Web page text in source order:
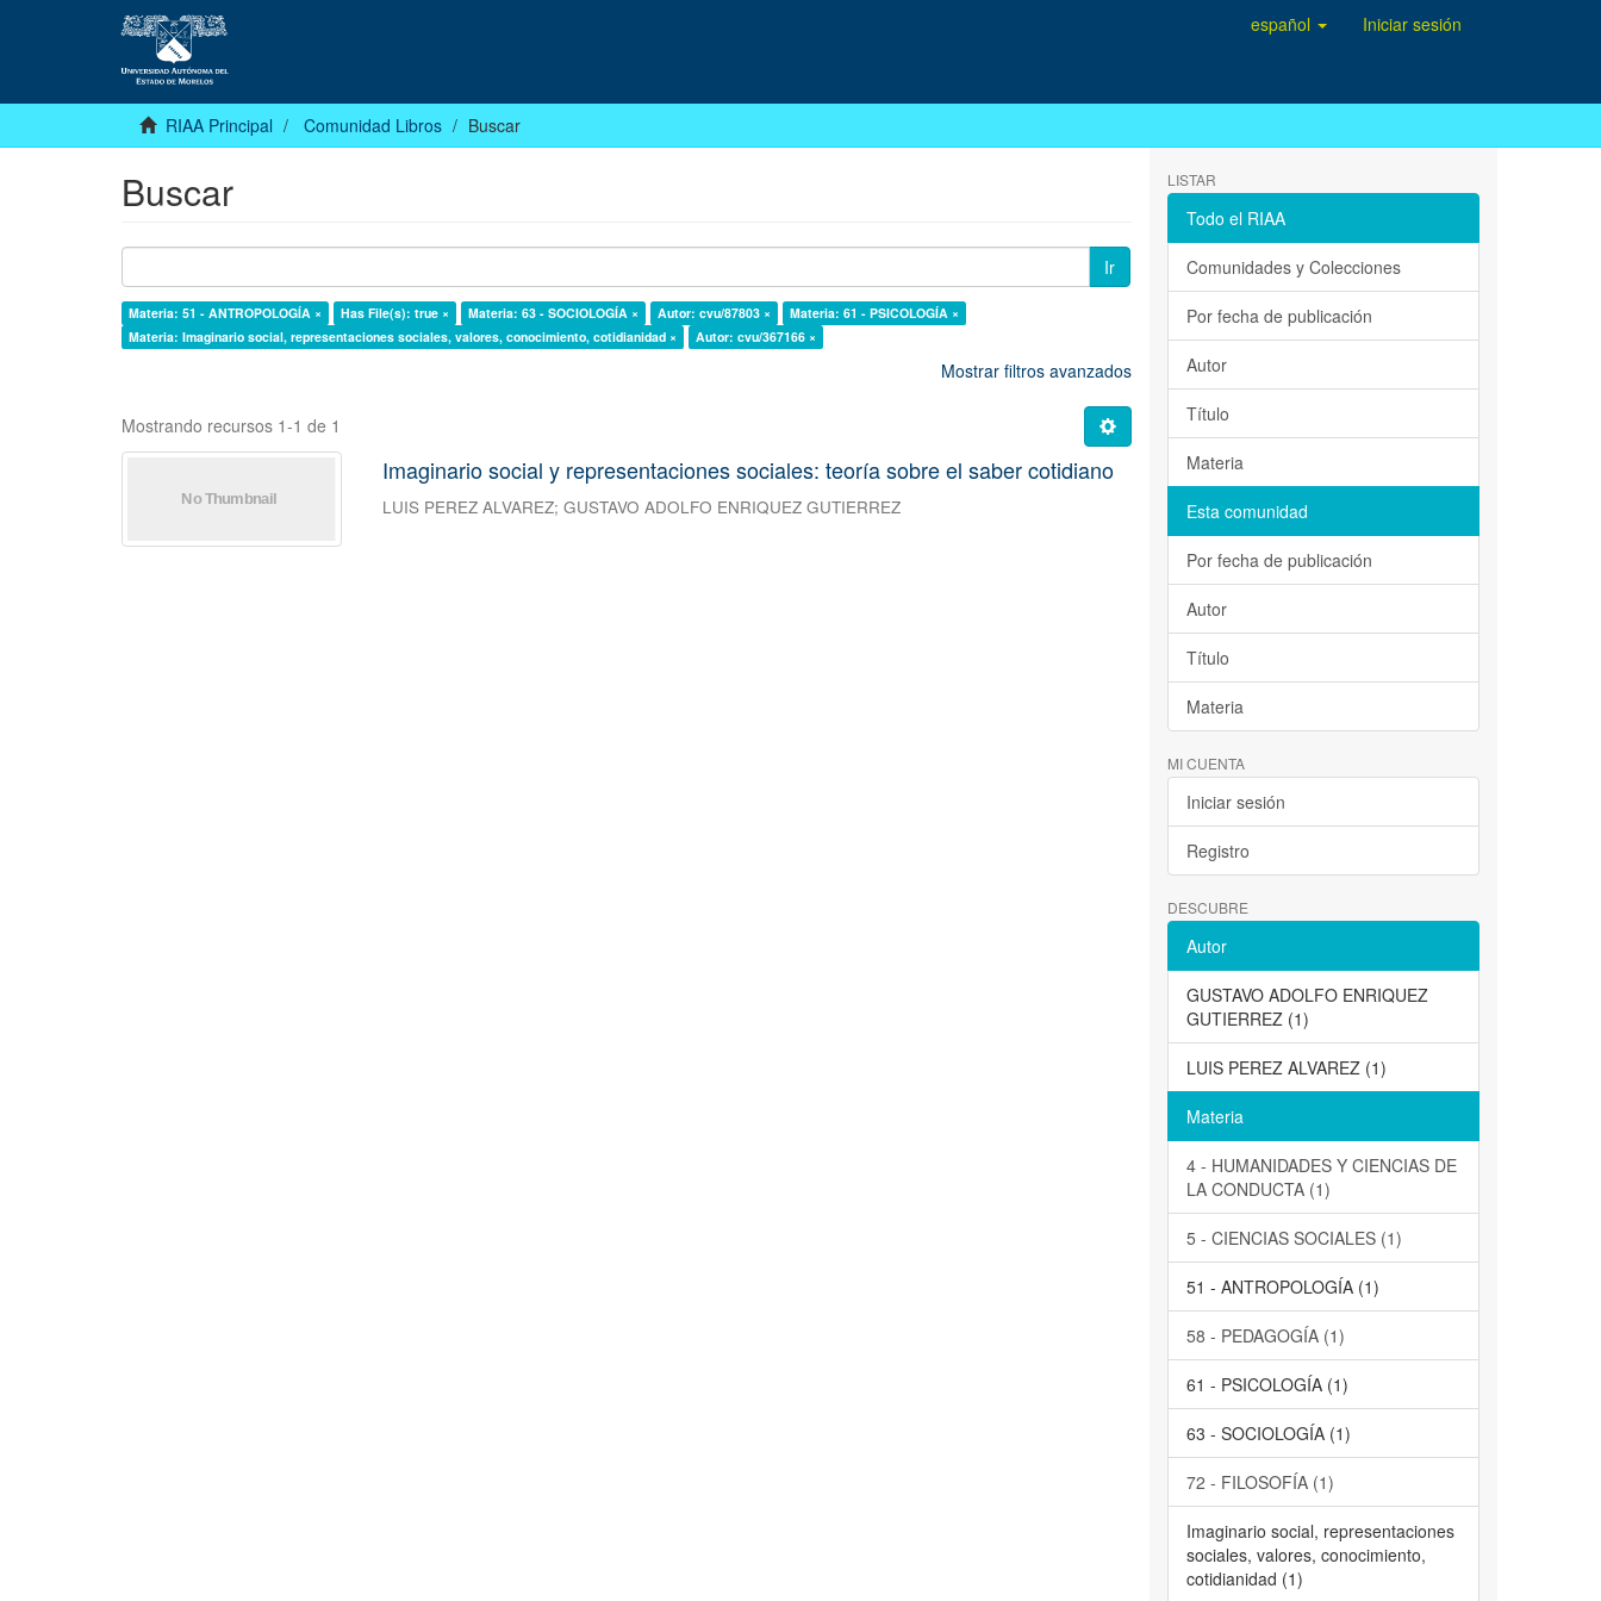
español Iniciar sesión
RIAA Principal Comunidad Libros Buscar
Buscar
Ir
Materia: 51 - ANTROPOLOGÍA × Has File(s): true × Materia: 63 - SOCIOLOGÍA × Autor: cvu/87803 ×
Materia: 61 - PSICOLOGÍA ×
Materia: Imaginario social, representaciones sociales, valores, conocimiento, cotidianidad ×
Autor: cvu/367166 ×
Mostrar filtros avanzados
Mostrando recursos 1-1 de 1
Imaginario social y representaciones sociales: teoría sobre el saber cotidiano
LUIS PEREZ ALVAREZ;GUSTAVO ADOLFO ENRIQUEZ GUTIERREZ
LISTAR
Todo el RIAA
Comunidades y Colecciones
Por fecha de publicación
Autor
Título
Materia
Esta comunidad
Por fecha de publicación
Autor
Título
Materia
MI CUENTA
Iniciar sesión
Registro
DESCUBRE
Autor
GUSTAVO ADOLFO ENRIQUEZ
GUTIERREZ (1)
LUIS PEREZ ALVAREZ (1)
Materia
4 - HUMANIDADES Y CIENCIAS DE
LA CONDUCTA (1)
5 - CIENCIAS SOCIALES (1)
51 - ANTROPOLOGÍA (1)
58 - PEDAGOGÍA (1)
61 - PSICOLOGÍA (1)
63 - SOCIOLOGÍA (1)
72 - FILOSOFÍA (1)
Imaginario social, representaciones
sociales, valores, conocimiento,
cotidianidad (1)